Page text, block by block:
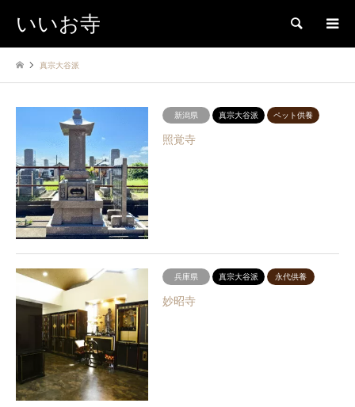
いいお寺 検索
真宗大谷派
新潟県 真宗大谷派 ペット供養
照覚寺
兵庫県 真宗大谷派 永代供養
妙昭寺